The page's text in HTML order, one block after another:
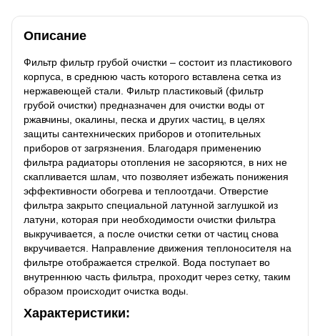
Описание
Фильтр фильтр грубой очистки – состоит из пластикового
корпуса, в среднюю часть которого вставлена ​​сетка из
нержавеющей стали. Фильтр пластиковый (фильтр
грубой очистки) предназначен для очистки воды от
ржавчины, окалины, песка и других частиц, в целях
защиты сантехнических приборов и отопительных
приборов от загрязнения. Благодаря применению
фильтра радиаторы отопления не засоряются, в них не
скапливается шлам, что позволяет избежать понижения
эффективности обогрева и теплоотдачи. Отверстие
фильтра закрыто специальной латунной заглушкой из
латуни, которая при необходимости очистки фильтра
выкручивается, а после очистки сетки от частиц снова
вкручивается. Направление движения теплоносителя на
фильтре отображается стрелкой. Вода поступает во
внутреннюю часть фильтра, проходит через сетку, таким
образом происходит очистка воды.
Характеристики: